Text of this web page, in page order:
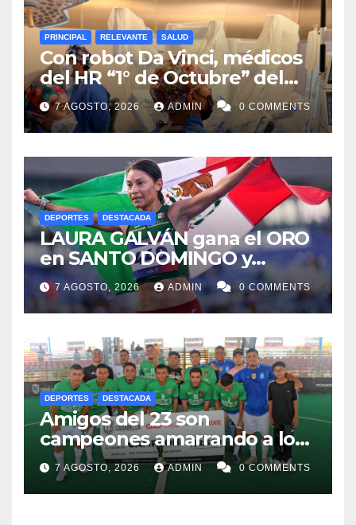
PRINCIPAL RELEVANTE SALUD
Con robot Da Vinci, médicos
del HR “1° de Octubre” del
ISSSTE retiran tumor renal a
paciente de 72 años
7 AGOSTO, 2026 ADMIN 0 COMMENTS
DEPORTES DESTACADA
LAURA GALVÁN gana el ORO
en SANTO DOMINGO y
dedica Medalla a sus padres
fallecidos
7 AGOSTO, 2026 ADMIN 0 COMMENTS
DEPORTES DESTACADA
Amigos del 23 son
campeones amarrando a los
“Perros Bravos”
7 AGOSTO, 2026 ADMIN 0 COMMENTS